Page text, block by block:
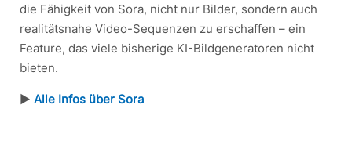
die Fähigkeit von Sora, nicht nur Bilder, sondern auch
realitätsnahe Video-Sequenzen zu erschaffen – ein
Feature, das viele bisherige KI-Bildgeneratoren nicht
bieten.
▶︎ Alle Infos über Sora